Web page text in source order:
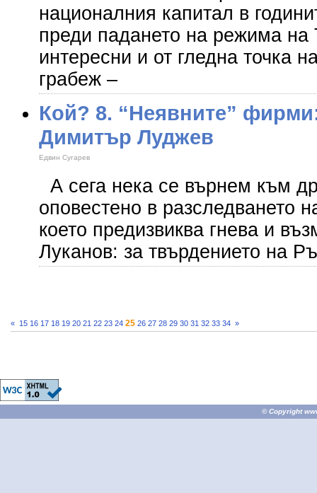
националния капитал в
преди падането на режима
интересни и от гледна точка
грабеж –
Кой? 8. “Неявните”
Димитър Луджев
Едвин Сугарев
А сега нека се върнем към
оповестено в разследването
което предизвиква гнева и
Луканов: за твърдението на
« 15 16 17 18 19 20 21 22 23 24 25 26 27 28 29 30 31 32 33 34 »
© Copyright